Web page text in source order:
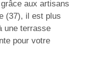
aux artisans
(37), il est plus
une terrasse
pour votre